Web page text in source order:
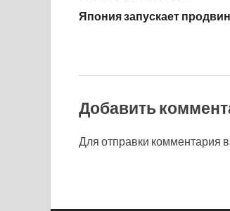
Япония запускает
Добавить
Для отправки комментария